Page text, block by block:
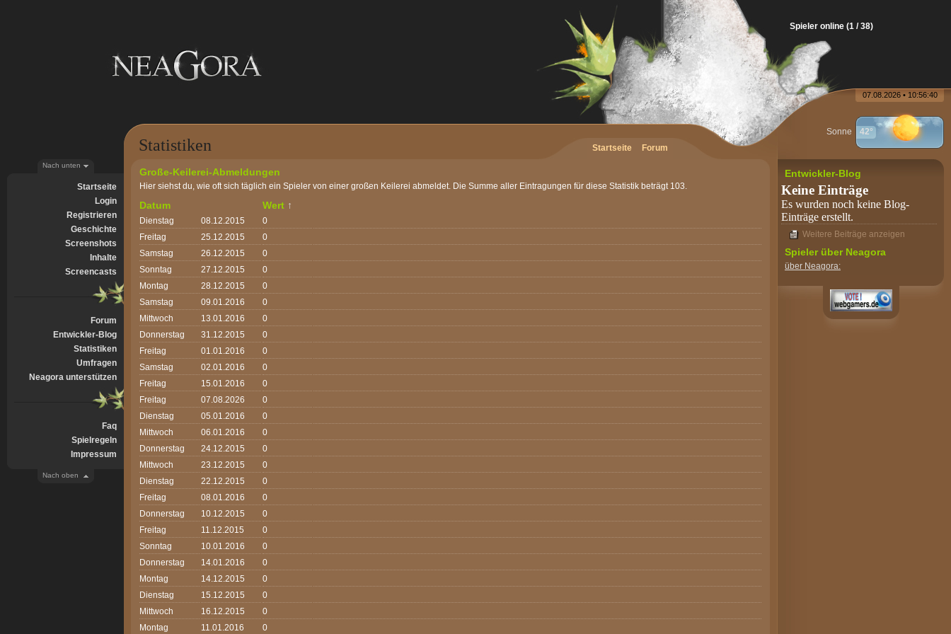
Nach unten
Startseite
Login
Registrieren
Geschichte
Screenshots
Inhalte
Screencasts
Forum
Entwickler-Blog
Statistiken
Umfragen
Neagora unterstützen
Faq
Spielregeln
Impressum
Nach oben
07.08.2026 • 10:56:40
Sonne 42°
Entwickler-Blog
Keine Einträge
Es wurden noch keine Blog-
Einträge erstellt.
Weitere Beiträge anzeigen
Spieler über Neagora
über Neagora:
Startseite Forum
Statistiken
Große-Keilerei-Abmeldungen
Hier siehst du, wie oft sich täglich ein Spieler von einer großen Keilerei abmeldet. Die Summe aller Eintragungen für diese Statistik beträgt 103.
Datum Wert ↑
Dienstag 08.12.2015
0
Freitag
25.12.2015
0
Samstag
26.12.2015
0
Sonntag
27.12.2015
0
Montag
28.12.2015
0
Samstag
09.01.2016
0
Mittwoch
13.01.2016
0
Donnerstag
31.12.2015
0
Freitag
01.01.2016
0
Samstag
02.01.2016
0
Freitag
15.01.2016
0
Freitag
07.08.2026
0
Dienstag
05.01.2016
0
Mittwoch
06.01.2016
0
Donnerstag
24.12.2015
0
Mittwoch
23.12.2015
0
Dienstag
22.12.2015
0
Freitag
08.01.2016
0
Donnerstag
10.12.2015
0
Freitag
11.12.2015
0
Sonntag
10.01.2016
0
Donnerstag
14.01.2016
0
Montag
14.12.2015
0
Dienstag
15.12.2015
0
Mittwoch
16.12.2015
0
Montag
11.01.2016 0
Spieler online (1 / 38)